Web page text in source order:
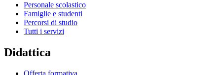
Personale scolastico
Famiglie e studenti
Percorsi di studio
Tutti i servizi
Didattica
Offerta formativa